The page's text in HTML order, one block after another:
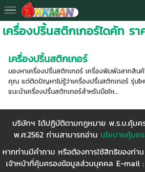
เครื่องปริ้นสติกเกอร์ไดคัท รา
เครื่องปริ้นสติกเกอร์
มองหาเครื่องปริ้นสติกเกอร์ เครื่องพิมพ์ฉลากสิน
คุณ แต่ติดปัญหาไม่รู้ว่าเครื่องปริ้นสติกเกอร์ รุ่นไห
แนะนำเครื่องปริ้นสติกเกอร์สำหรับมือให...
บริษัทฯ ได้ปฏิบัติตามกฏหมาย พ.ร.บ.คุ้ม
พ.ศ.2562 ท่านสามารถอ่าน นโยบายคุ้มค
หากท่านมีคำถาม หรือต้องการใช้สิทธิของท่า
เจ้าหน้าที่คุ้มครองข้อมูลส่วนบุคคล E-mail :